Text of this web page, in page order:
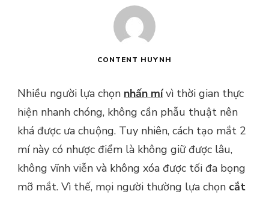
CONTENT HUYNH
Nhiều người lựa chọn nhấn mívì thời gian thực
hiện nhanh chóng, không cần phẫu thuật nên
khá được ưa chuộng. Tuy nhiên, cách tạo mắt 2
mí này có nhược điểm là không giữ được lâu,
không vĩnh viễn và không xóa được tối đa bọng
mỡ mắt. Vì thế, mọi người thường lựa chọn cắt